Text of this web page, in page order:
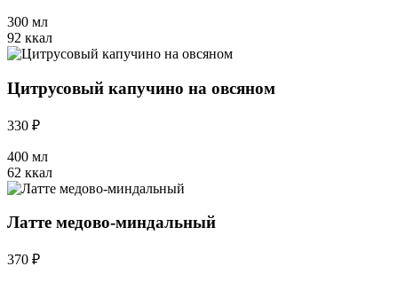
300 мл
92 ккал
Цитрусовый капучино на овсяном
330 ₽
400 мл
62 ккал
Латте медово-миндальный
370 ₽